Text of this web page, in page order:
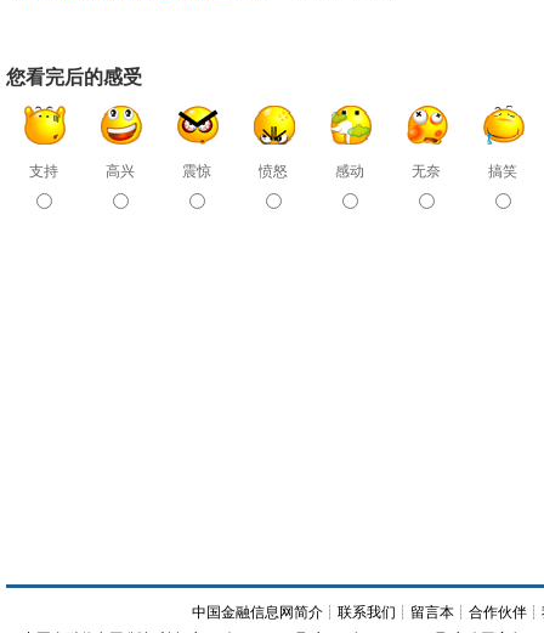
您看完后的感受
支持 高兴 震惊 愤怒 感动 无奈 搞笑
中国金融信息网简介 ┊联系我们 ┊ 留言本 ┊合作伙伴 ┊